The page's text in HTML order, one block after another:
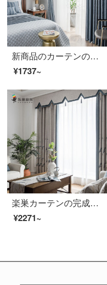
新商品のカーテンの完成品はフル遮光して厚いカーテン布と高精密な色のジャカードの現代簡単なカーテンフックでリズムブルー1メートル幅の価格をカスタマイズします。
¥1737~
楽巣カーテンの完成品の遮光に厚いカーテン布を使って、現代まねる麻混紡寝室の植物のカーテンをフックして穴を作って、葦の花の葦の花をカスタマイズします。
¥2271~